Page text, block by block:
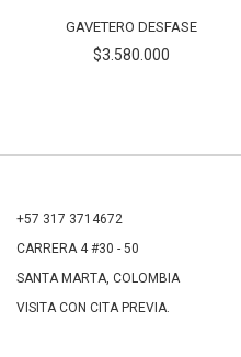
GAVETERO DESFASE
$3.580.000
+57 317 3714672
CARRERA 4 #30 - 50
SANTA MARTA, COLOMBIA
VISITA CON CITA PREVIA.